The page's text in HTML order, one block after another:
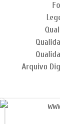
Arquivo